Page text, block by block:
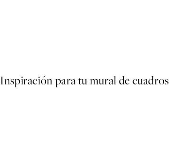
Inspiración para tu mural de cuadros